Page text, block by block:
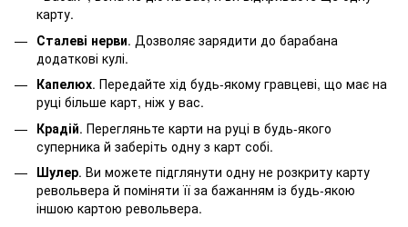
карту.
Сталеві нерви. Дозволяє зарядити до барабана
додаткові кулі.
Капелюх. Передайте хід будь-якому гравцеві, що має на
руці більше карт, ніж у вас.
Крадій. Перегляньте карти на руці в будь-якого
суперника й заберіть одну з карт собі.
Шулер. Ви можете підглянути одну не розкриту карту
револьвера й поміняти її за бажанням із будь-якою
іншою картою револьвера.